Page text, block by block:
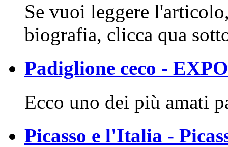
Se vuoi leggere
biografia, clicca qua
Padiglione ceco -
Ecco uno dei più amati
Picasso e l'Italia -